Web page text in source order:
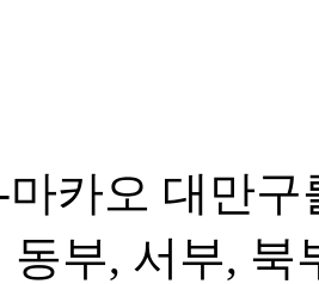
카오 대만
동부, 서부,